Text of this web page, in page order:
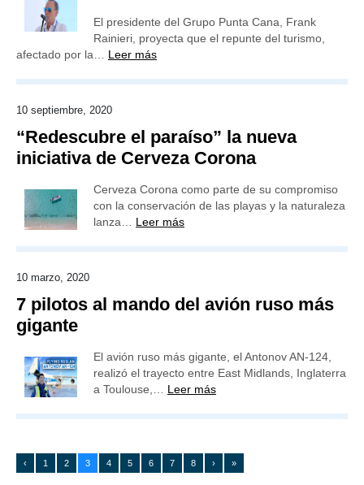
El presidente del Grupo Punta Cana, Frank
Rainieri, proyecta que el repunte del turismo,
afectado por la… Leer más
10 septiembre, 2020
“Redescubre el paraíso” la nueva
iniciativa de Cerveza Corona
Cerveza Corona como parte de su compromiso
con la conservación de las playas y la naturaleza
lanza… Leer más
10 marzo, 2020
7 pilotos al mando del avión ruso más
gigante
El avión ruso más gigante, el Antonov AN-124,
realizó el trayecto entre East Midlands, Inglaterra
a Toulouse,… Leer más
‹ 1 2 3 4 5 6 7 8 › »